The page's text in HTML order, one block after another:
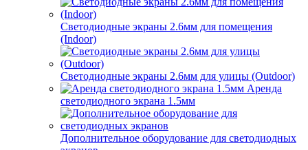
Светодиодные экраны 2.6мм для помещения
(Indoor)
Светодиодные экраны 2.6мм для улицы (Outdoor)
Аренда
светодиодного экрана 1.5мм
Дополнительное оборудование для светодиодных